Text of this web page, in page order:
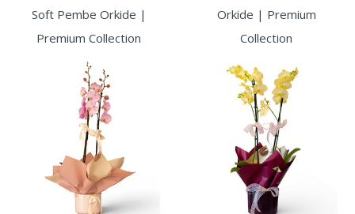
Soft Pembe Orkide |
Premium Collection
Orkide | Premium
Collection